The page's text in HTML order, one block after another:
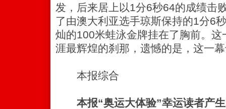
发，后来居上以1分6秒64的成绩击
了由澳大利亚选手琼斯保持的1分6
灿的100米蛙泳金牌挂在了胸前。
涯最辉煌的刹那，遗憾的是，这一
本报综合
本报“奥运大体验”幸运读者产生